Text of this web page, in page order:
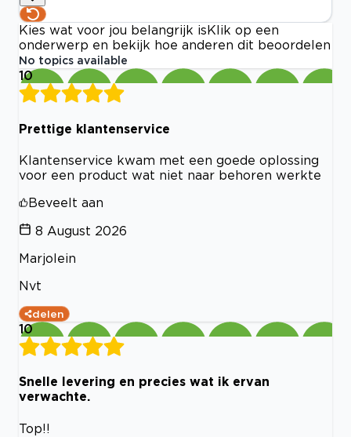
Kies wat voor jou belangrijk is Klik op een
onderwerp en bekijk hoe anderen dit beoordelen
No topics available
10
Prettige klantenservice
Klantenservice kwam met een goede oplossing
voor een product wat niet naar behoren werkte
Beveelt aan
8 August 2026
Marjolein
Nvt
delen
10
Snelle levering en precies wat ik ervan
verwachte.
Top!!